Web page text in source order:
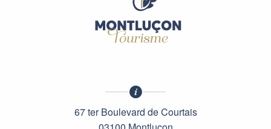
Hôtel-Restaurant des Bourbons
Hôtel-Restaurant Jardin Délice
67 ter Boulevard de Courtais